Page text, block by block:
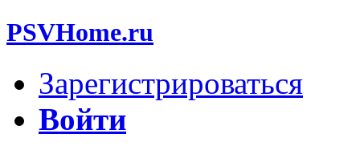
PSVHome.ru
Зарегистрироваться
Войти